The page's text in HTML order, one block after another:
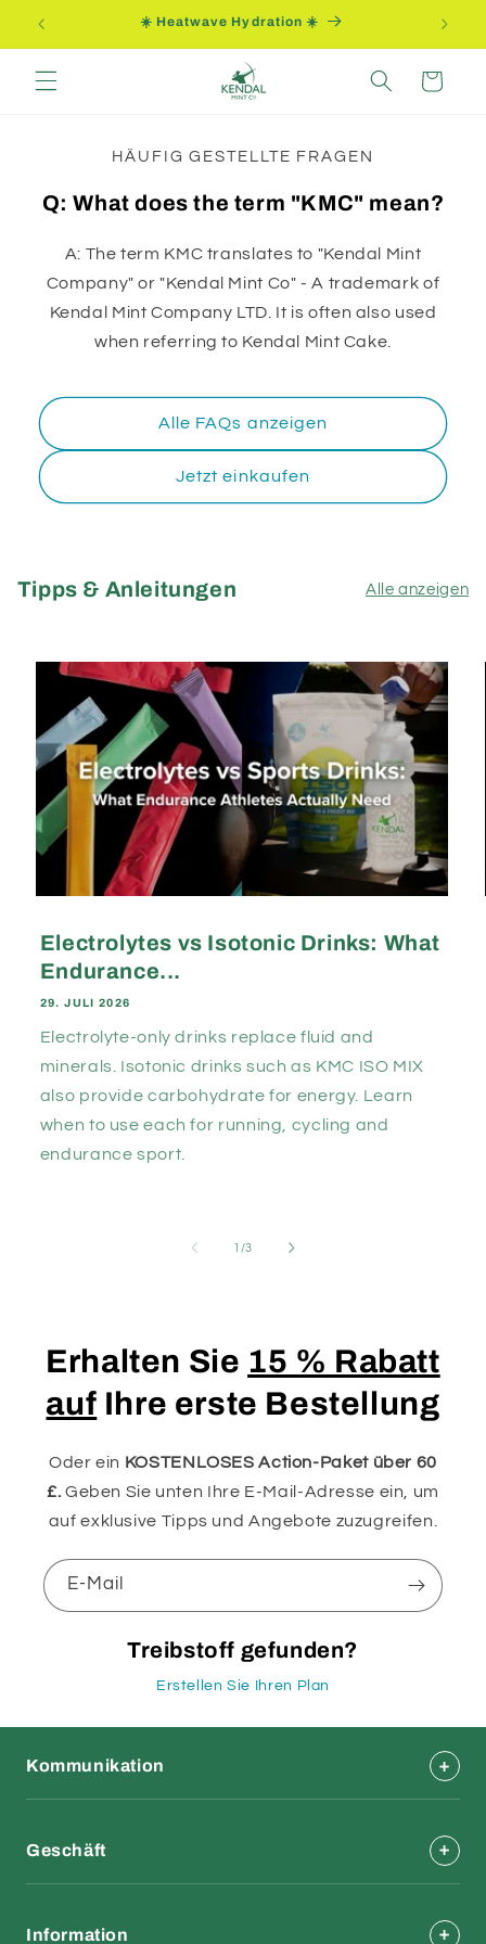
zum
Inhalt
☀️ Heatwave Hydration ☀️
Warenkorb
HÄUFIG GESTELLTE FRAGEN
Q: What does the term "KMC" mean?
A: The term KMC translates to "Kendal Mint
Company" or "Kendal Mint Co" - A trademark of
Kendal Mint Company LTD. It is often also used
when referring to Kendal Mint Cake.
Alle FAQs anzeigen
Jetzt einkaufen
Tipps & Anleitungen Alle anzeigen
Electrolytes vs Isotonic Drinks: What
Endurance...
29. JULI 2026
Electrolyte-only drinks replace fluid and
minerals. Isotonic drinks such as KMC ISO MIX
also provide carbohydrate for energy. Learn
when to use each for running, cycling and
endurance sport.
1 /von
3
Erhalten Sie 15 % Rabatt
auf Ihre erste Bestellung
Oder ein KOSTENLOSES Action-Paket über 60
£. Geben Sie unten Ihre E-Mail-Adresse ein, um
auf exklusive Tipps und Angebote zuzugreifen.
E-Mail
Treibstoff gefunden?
Erstellen Sie Ihren Plan
Kommunikation
Geschäft
Information